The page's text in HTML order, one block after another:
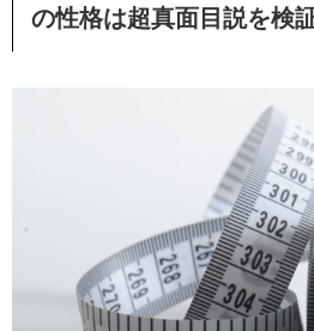
の性格は超真面目説を検